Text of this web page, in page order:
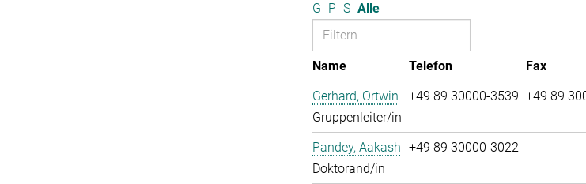
G P S Alle
Name Telefon Fax
Gerhard, Ortwin
Gruppenleiter/in
+49 89 30000-3539 +49 89
Pandey, Aakash
Doktorand/in
+49 89 30000-3022 -